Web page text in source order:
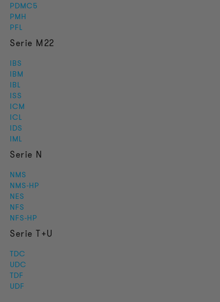
PDMC5
PMH
PFL
Serie M22
IBS
IBM
IBL
ISS
ICM
ICL
IDS
IML
Serie N
NMS
NMS-HP
NES
NFS
NFS-HP
Serie T+U
TDC
UDC
TDF
UDF